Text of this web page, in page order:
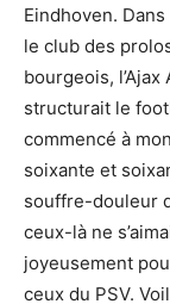
Eindhoven.
le club des
bourgeois,
structurait le
commencé à
soixante et
souffre-douleur
ceux-là ne
joyeusement
ceux du PSV.